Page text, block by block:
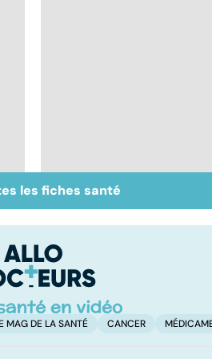
Huiles essentielles :
mode d'emploi
les fiches santé
MAG DE LA SANTÉ CANCER